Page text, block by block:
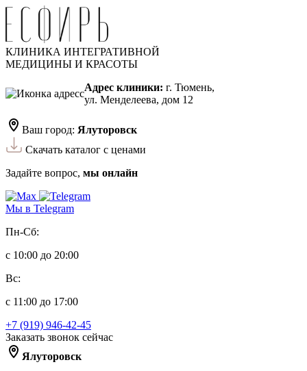
КЛИНИКА ИНТЕГРАТИВНОЙ
МЕДИЦИНЫ И КРАСОТЫ
Адрес клиники: г. Тюмень,
ул. Менделеева, дом 12
Ваш город: Ялуторовск
Скачать каталог с ценами
Задайте вопрос, мы онлайн
Мы в Telegram
Пн-Сб:
с 10:00 до 20:00
Вс:
с 11:00 до 17:00
+7 (919) 946-42-45
Заказать звонок сейчас
Ялуторовск